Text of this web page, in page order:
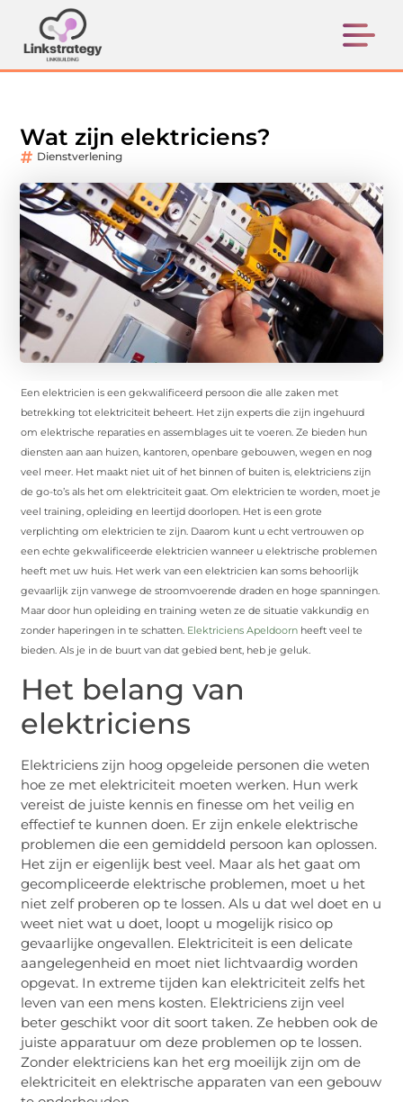
Wat zijn elektriciens?
Dienstverlening
Een elektricien is een gekwalificeerd persoon die alle zaken met
betrekking tot elektriciteit beheert. Het zijn experts die zijn ingehuurd
om elektrische reparaties en assemblages uit te voeren. Ze bieden hun
diensten aan aan huizen, kantoren, openbare gebouwen, wegen en nog
veel meer. Het maakt niet uit of het binnen of buiten is, elektriciens zijn
de go-to’s als het om elektriciteit gaat. Om elektricien te worden, moet je
veel training, opleiding en leertijd doorlopen. Het is een grote
verplichting om elektricien te zijn. Daarom kunt u echt vertrouwen op
een echte gekwalificeerde elektricien wanneer u elektrische problemen
heeft met uw huis. Het werk van een elektricien kan soms behoorlijk
gevaarlijk zijn vanwege de stroomvoerende draden en hoge spanningen.
Maar door hun opleiding en training weten ze de situatie vakkundig en
zonder haperingen in te schatten. Elektriciens Apeldoorn heeft veel te
bieden. Als je in de buurt van dat gebied bent, heb je geluk.
Het belang van
elektriciens
Elektriciens zijn hoog opgeleide personen die weten
hoe ze met elektriciteit moeten werken. Hun werk
vereist de juiste kennis en finesse om het veilig en
effectief te kunnen doen. Er zijn enkele elektrische
problemen die een gemiddeld persoon kan oplossen.
Het zijn er eigenlijk best veel. Maar als het gaat om
gecompliceerde elektrische problemen, moet u het
niet zelf proberen op te lossen. Als u dat wel doet en u
weet niet wat u doet, loopt u mogelijk risico op
gevaarlijke ongevallen. Elektriciteit is een delicate
aangelegenheid en moet niet lichtvaardig worden
opgevat. In extreme tijden kan elektriciteit zelfs het
leven van een mens kosten. Elektriciens zijn veel
beter geschikt voor dit soort taken. Ze hebben ook de
juiste apparatuur om deze problemen op te lossen.
Zonder elektriciens kan het erg moeilijk zijn om de
elektriciteit en elektrische apparaten van een gebouw